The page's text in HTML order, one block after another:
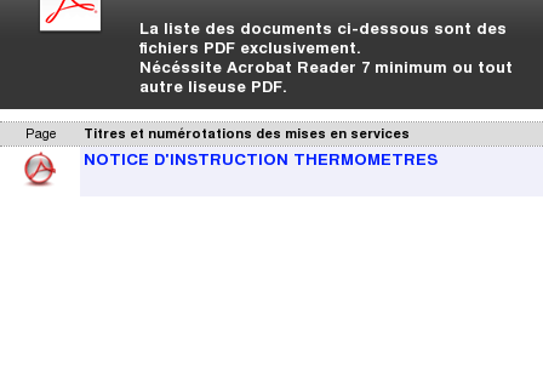
La liste des documents ci-dessous sont des
fichiers PDF exclusivement.
Nécéssite Acrobat Reader 7 minimum ou tout
autre liseuse PDF.
Page Titres et numérotations des mises en services
NOTICE D'INSTRUCTION THERMOMETRES